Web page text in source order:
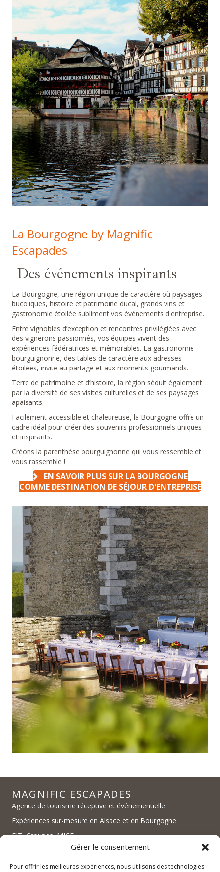
Gérer le consentement
Pour offrir les meilleures expériences, nous utilisons des technologies
La Bourgogne by Magnific
Escapades
Des événements inspirants
La Bourgogne, une région unique de caractère où paysages
bucoliques, histoire et patrimoine ducal, grands vins et
gastronomie étoilée subliment vos événements d'entreprise.
Entre vignobles d’exception et rencontres privilégiées avec
des vignerons passionnés, vos équipes vivent des
expériences fédératrices et mémorables. La gastronomie
bourguignonne, des tables de caractère aux adresses
étoilées, invite au partage et aux moments gourmands.
Terre de patrimoine et d’histoire, la région séduit également
par la diversité de ses visites culturelles et de ses paysages
apaisants.
Facilement accessible et chaleureuse, la Bourgogne offre un
cadre idéal pour créer des souvenirs professionnels uniques
et inspirants.
Créons la parenthèse bourguignonne qui vous ressemble et
vous rassemble !
EN SAVOIR PLUS SUR LA BOURGOGNE
COMME DESTINATION DE SÉJOUR D'ENTREPRISE
MAGNIFIC ESCAPADES
Agence de tourisme réceptive et événementielle
Expériences sur-mesure en Alsace et en Bourgogne
FIT, Groupes, MICE